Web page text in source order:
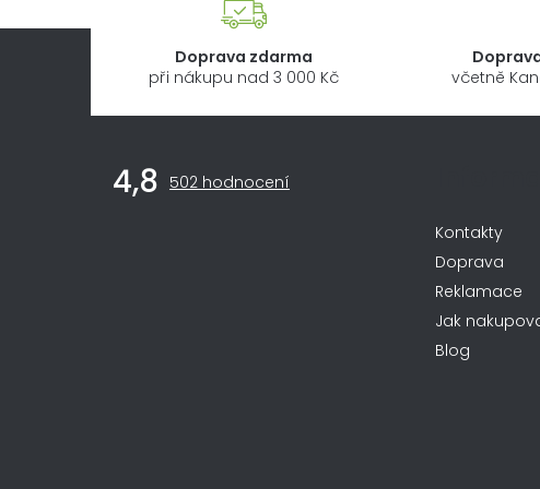
Doprava zdarma
při nákupu nad 3 000 Kč
včetně
4,8 Průměrné
502 hodnocení
Kontakty
Doprava
Reklamace
Jak
Blog